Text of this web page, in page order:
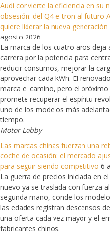
Audi convierte la eficiencia en su
obsesión: del Q4 e-tron al futuro
quiere liderar la nueva generación
agosto 2026
La marca de los cuatro aros deja
carrera por la potencia para
reducir consumos, mejorar la
aprovechar cada kWh. El
marca el camino, pero el próximo
promete recuperar el espíritu
uno de los modelos más
tiempo.
Motor Lobby
Las marcas chinas fuerzan una
coche de ocasión: el mercado
para seguir siendo competitivo 6
La guerra de precios iniciada en
nuevo ya se traslada con fuerza
segunda mano, donde los
las edades registran descensos
una oferta cada vez mayor y el
fabricantes chinos.